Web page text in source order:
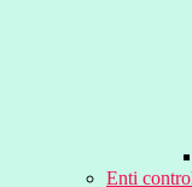
Enti